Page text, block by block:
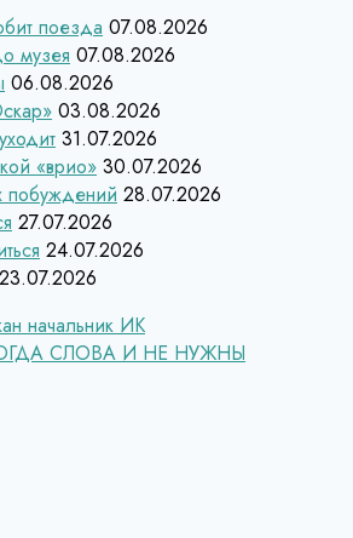
поезда 07.08.2026
музея 07.08.2026
06.08.2026
03.08.2026
31.07.2026
«врио» 30.07.2026
побуждений 28.07.2026
27.07.2026
24.07.2026
23.07.2026
начальник ИК
СЛОВА И НЕ НУЖНЫ